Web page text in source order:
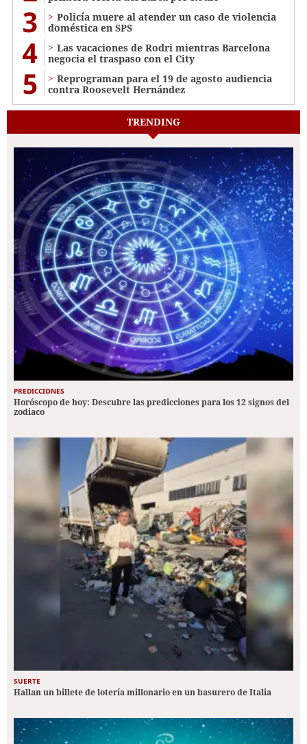
3
Policía muere al atender un caso de violencia
doméstica en SPS
4
Las vacaciones de Rodri mientras Barcelona
negocia el traspaso con el City
5
Reprograman para el 19 de agosto audiencia
contra Roosevelt Hernández
TRENDING
PREDICCIONES
Horóscopo de hoy: Descubre las predicciones para los 12 signos del
zodiaco
SUERTE
Hallan un billete de lotería millonario en un basurero de Italia